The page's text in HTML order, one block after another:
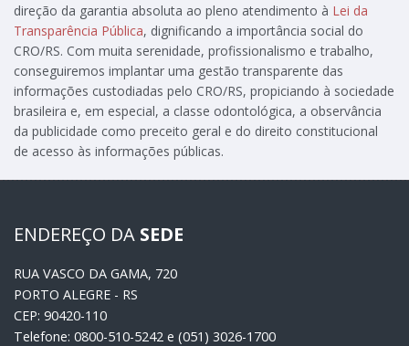
direção da garantia absoluta ao pleno atendimento à Lei da
Transparência Pública, dignificando a importância social do
CRO/RS. Com muita serenidade, profissionalismo e trabalho,
conseguiremos implantar uma gestão transparente das
informações custodiadas pelo CRO/RS, propiciando à sociedade
brasileira e, em especial, a classe odontológica, a observância
da publicidade como preceito geral e do direito constitucional
de acesso às informações públicas.
ENDEREÇO DA SEDE
RUA VASCO DA GAMA, 720
PORTO ALEGRE - RS
CEP: 90420-110
Telefone: 0800-510-5242 e (051) 3026-1700